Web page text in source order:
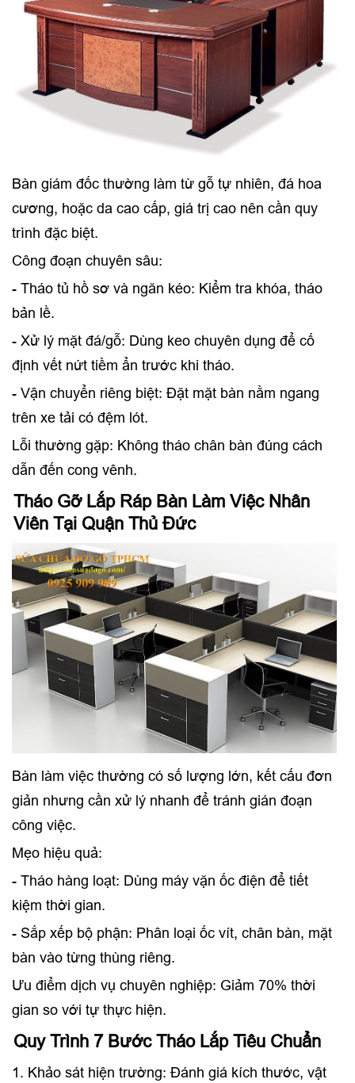
Bàn giám đốc thường làm từ gỗ tự nhiên, đá hoa
cương, hoặc da cao cấp, giá trị cao nên cần quy
trình đặc biệt.
Công đoạn chuyên sâu:
- Tháo tủ hồ sơ và ngăn kéo: Kiểm tra khóa, tháo
bản lề.
- Xử lý mặt đá/gỗ: Dùng keo chuyên dụng để cố
định vết nứt tiềm ẩn trước khi tháo.
- Vận chuyển riêng biệt: Đặt mặt bàn nằm ngang
trên xe tải có đệm lót.
Lỗi thường gặp: Không tháo chân bàn đúng cách
dẫn đến cong vênh.
Tháo Gỡ Lắp Ráp Bàn Làm Việc Nhân
Viên Tại Quận Thủ Đức
Bàn làm việc thường có số lượng lớn, kết cấu đơn
giản nhưng cần xử lý nhanh để tránh gián đoạn
công việc.
Mẹo hiệu quả:
- Tháo hàng loạt: Dùng máy vặn ốc điện để tiết
kiệm thời gian.
- Sắp xếp bộ phận: Phân loại ốc vít, chân bàn, mặt
bàn vào từng thùng riêng.
Ưu điểm dịch vụ chuyên nghiệp: Giảm 70% thời
gian so với tự thực hiện.
Quy Trình 7 Bước Tháo Lắp Tiêu Chuẩn
1. Khảo sát hiện trường: Đánh giá kích thước, vật